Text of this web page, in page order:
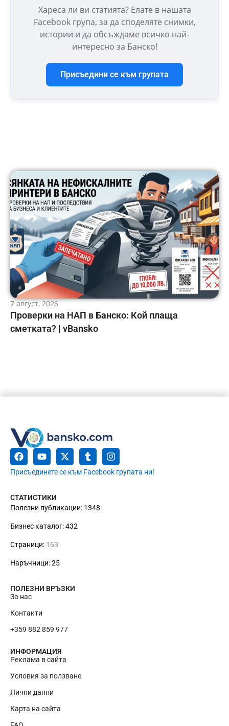
Хареса ли ви статията? Елате в нашата
Facebook група, за да споделяте снимки,
истории и да обсъждаме всичко най-
интересно за Банско!
Присъедини се към групата
7 август, 2026
Проверки на НАП в Банско: Кой плаща
сметката? | vBansko
Присъединете се към Facebook групата ни!
СТАТИСТИКИ
Полезни публикации: 1348
Бизнес каталог: 432
Страници: 163
Наръчници: 25
ПОЛЕЗНИ ВРЪЗКИ
За нас
Контакти
+359 882 859 977
ИНФОРМАЦИЯ
Реклама в сайта
Условия за ползване
Лични данни
Карта на сайта